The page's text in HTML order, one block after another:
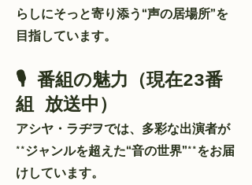
らしにそっと寄り添う“声の居場所”を
目指しています。
🎙 番組の魅力（現在23番
組 放送中）
アシヤ・ラヂヲでは、多彩な出演者が
**ジャンルを超えた“音の世界”**をお届
けしています。